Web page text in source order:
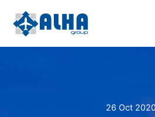
26 Oct 2020